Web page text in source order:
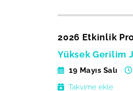
2026 Etkinlik
Yüksek Gerilim
19 Mayıs Salı
Takvime ekle